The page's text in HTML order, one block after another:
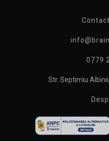
0779
Str. Septimiu